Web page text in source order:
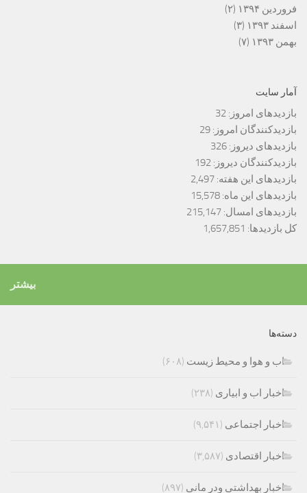
فروردین ۱۳۹۴
(۲)
اسفند ۱۳۹۳
(۳)
بهمن ۱۳۹۳
(۷)
آمار سایت
بازدیدهای امروز: 32
بازدیدکنندگان امروز: 29
بازدیدهای دیروز: 326
بازدیدکنندگان دیروز: 192
بازدیدهای این هفته: 2,497
بازدیدهای این ماه: 15,578
بازدیدهای امسال: 215,147
کل بازدیدها: 1,657,851
بیشتر
دسته‌ها
اب و هوا و محیط زیست (۶۰۸)
اخبار اب و ابیاری (۲۳۸)
اخبار اجتماعی (۹,۵۴۱)
اخبار اقتصادی (۳,۵۸۷)
اخبار بهداشتی ودر مانی (۸۹۷)